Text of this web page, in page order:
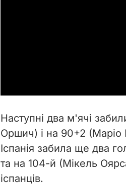
Наступні два м'ячі
Оршич) і на 90+2 (Маріо
Іспанія забила ще два
та на 104-й (Мікель
іспанців.